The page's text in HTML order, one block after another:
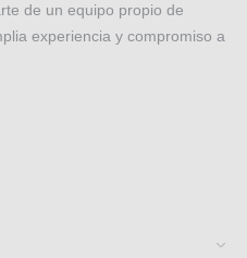
de un equipo propio de
experiencia y compromiso a